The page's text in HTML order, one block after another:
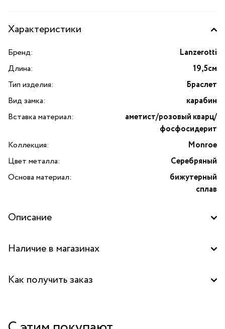
Характеристики
Бренд:
Lanzerotti
Длина:
19,5см
Тип изделия:
Браслет
Вид замка:
карабин
Вставка материал:
аметист/розовый кварц/
фосфосидерит
Коллекция:
Monroe
Цвет металла:
Серебряный
Основа материал:
бижутерный
сплав
Описание
аметиста, розового кварца и фосфосидерита. Изящный
Наличие в магазинах
Бутик "La Nature" в ТРК "Щука", Москва
Как получить заказ